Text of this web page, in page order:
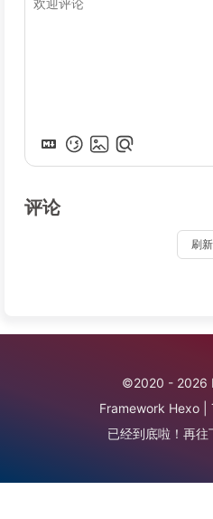
评论
刷新
©2020 - 2026
Framework Hexo
已经到底啦！再往